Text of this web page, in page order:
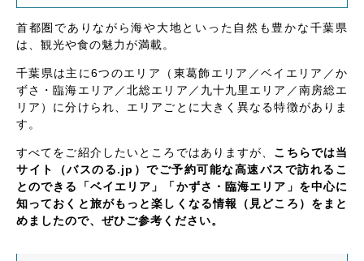
首都圏でありながら海や大地といった自然も豊かな千葉県
は、観光や食の魅力が満載。
千葉県は主に6つのエリア（東葛飾エリア／ベイエリア／か
ずさ・臨海エリア／北総エリア／九十九里エリア／南房総エ
リア）に分けられ、エリアごとに大きく異なる特徴がありま
す。
すべてをご紹介したいところではありますが、 こちらでは当
サイト（バスのる.jp）でご予約可能な高速バスで訪れるこ
とのできる「ベイエリア」「かずさ・臨海エリア」を中心に
知っておくと旅がもっと楽しくなる情報（見どころ）をまと
めましたので、ぜひご参考ください。